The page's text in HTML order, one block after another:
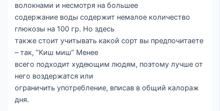
волокнами и несмотря на большее
содержание воды содержит немалое количество
глюкозы на 100 гр. Но здесь
также стоит учитывать какой сорт вы предпочитаете
– так, “Киш миш” Менее
всего подходит худеющим людям, поэтому лучше от
него воздержатся или
ограничить употребление, вписав в общий калораж
дня.